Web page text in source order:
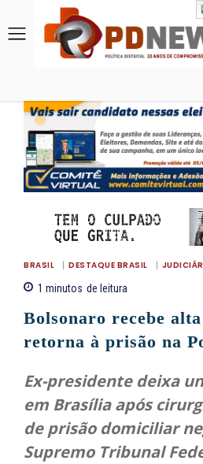
BRASIL DESTAQUE BRASIL
1 minutos de leitura
Bolsonaro recebe
retorna à prisão na
Ex-presidente deixa
em Brasília após
de prisão domiciliar
Supremo Tribunal